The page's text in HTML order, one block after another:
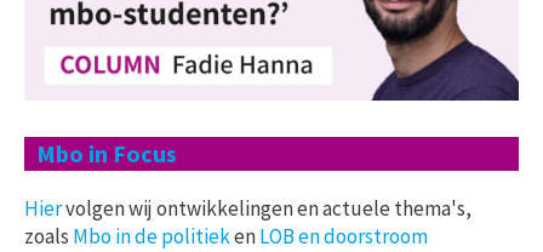
Mbo in Focus
Hiervolgen wij ontwikkelingen en actuele thema's,
zoals Mbo in de politiekenLOB en doorstroom